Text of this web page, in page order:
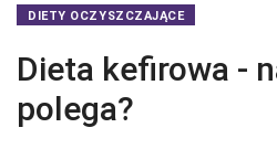
DIETY OCZYSZCZAJĄCE
Dieta kefirowa -
polega?